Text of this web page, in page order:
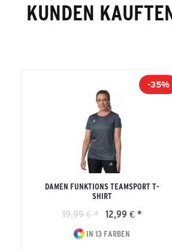
KUNDEN
-35%
DAMEN FUNKTIONS TEAMSPORT T-
SHIRT
19,99 € * 12,99 € *
IN 13 FARBEN